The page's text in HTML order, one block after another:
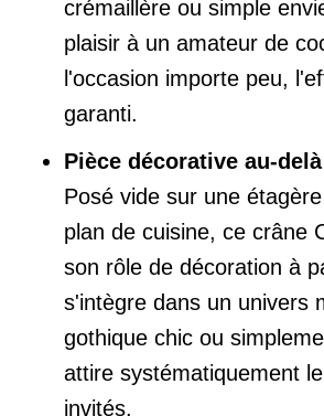
crémaillère ou simple
plaisir à un amateur de
l'occasion importe peu,
garanti.
Pièce décorative au-
Posé vide sur une
plan de cuisine, ce crâne
son rôle de décoration à
s'intègre dans un univers
gothique chic ou
attire systématiquement
invités.